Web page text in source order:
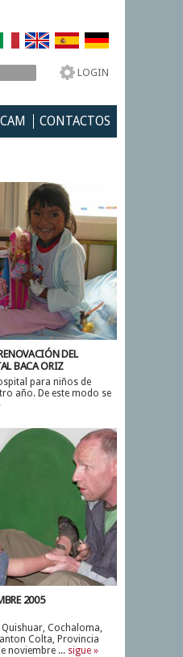
LOGIN
CONTACTOS
DEL
BACA ORIZ
para niños de
año. De este modo se
2005
Quishuar, Cochaloma,
Colta, Provincia
noviembre ... sigue »